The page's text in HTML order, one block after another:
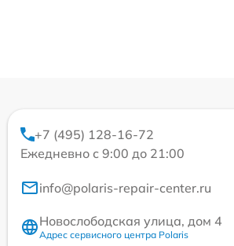
+7 (495) 128-16-72
Ежедневно с 9:00 до 21:00
info@polaris-repair-center.ru
Новослободская улица, дом 4
Адрес сервисного центра Polaris